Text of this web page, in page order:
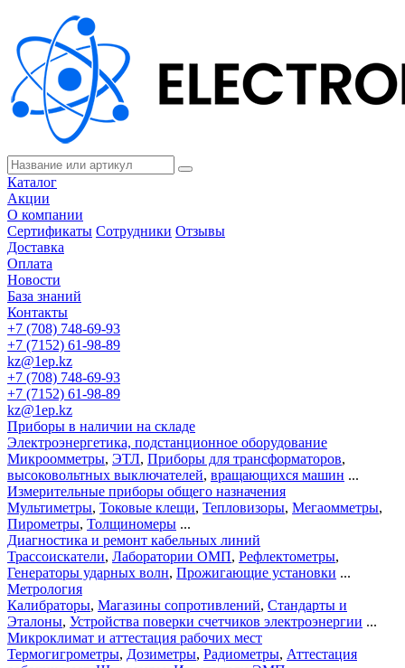
Каталог
Акции
О компании
Сертификаты Сотрудники Отзывы
Доставка
Оплата
Новости
База знаний
Контакты
+7 (708) 748-69-93
+7 (7152) 61-98-89
kz@1ep.kz
+7 (708) 748-69-93
+7 (7152) 61-98-89
kz@1ep.kz
Приборы в наличии на складе
Электроэнергетика, подстанционное оборудование
Микроомметры, ЭТЛ, Приборы для трансформаторов,
высоковольтных выключателей, вращающихся машин ...
Измерительные приборы общего назначения
Мультиметры, Токовые клещи, Тепловизоры, Мегаомметры,
Пирометры, Толщиномеры ...
Диагностика и ремонт кабельных линий
Трассоискатели, Лаборатории ОМП, Рефлектометры,
Генераторы ударных волн, Прожигающие установки ...
Метрология
Калибраторы, Магазины сопротивлений, Стандарты и
Эталоны, Устройства поверки счетчиков электроэнергии ...
Микроклимат и аттестация рабочих мест
Термогигрометры, Дозиметры, Радиометры, Аттестация